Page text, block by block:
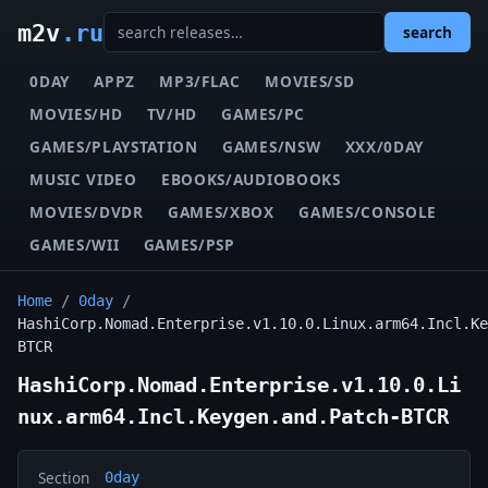
m2v.ru search
0DAY APPZ MP3/FLAC
MOVIES/SD
MOVIES/HD
TV/HD
GAMES/PC
GAMES/PLAYSTATION
GAMES/NSW
XXX/0DAY
MUSIC VIDEO
EBOOKS/AUDIOBOOKS
MOVIES/DVDR
GAMES/XBOX
GAMES/CONSOLE
GAMES/WII
GAMES/PSP
Home / 0day /
BTCR
HashiCorp.Nomad.Enterprise.v1.10.0.Li
nux.arm64.Incl.Keygen.and.Patch-BTCR
Section 0day